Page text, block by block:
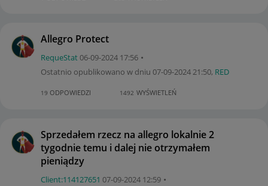
Allegro Protect
RequeStat‎06-09-2024 17:56
Ostatnio opublikowano w dniu ‎07-09-202421:50, RED
19 ODPOWIEDZI 1492 WYŚWIETLEŃ
Sprzedałem rzecz na allegro lokalnie 2
tygodnie temu i dalej nie otrzymałem
pieniądzy
Client:114127651 ‎07-09-2024 12:59